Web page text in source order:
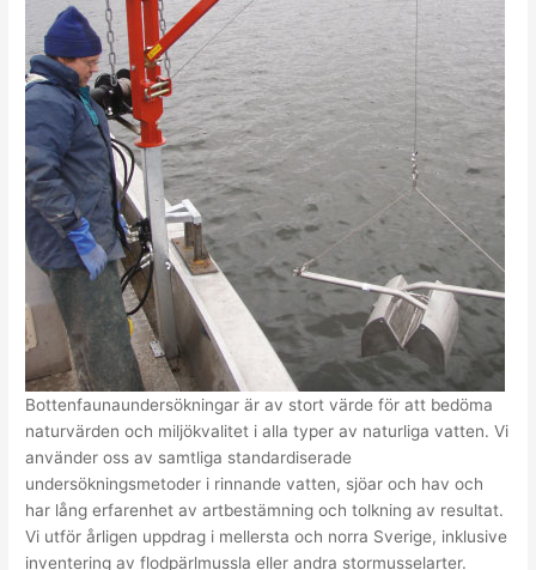
Bottenfaunaundersökningar är av stort värde för att bedöma
naturvärden och miljökvalitet i alla typer av naturliga vatten. Vi
använder oss av samtliga standardiserade
undersökningsmetoder i rinnande vatten, sjöar och hav och
har lång erfarenhet av artbestämning och tolkning av resultat.
Vi utför årligen uppdrag i mellersta och norra Sverige, inklusive
inventering av flodpärlmussla eller andra stormusselarter.